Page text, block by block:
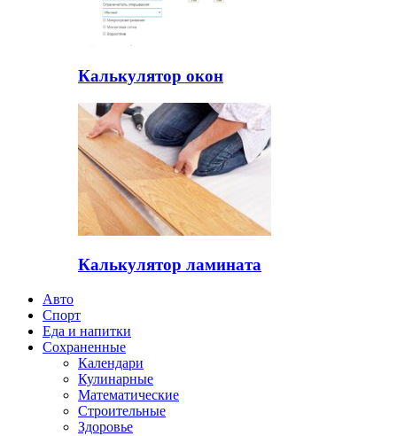
Калькулятор окон
Калькулятор ламината
Авто
Спорт
Еда и напитки
Сохраненные
Календари
Кулинарные
Математические
Строительные
Здоровье